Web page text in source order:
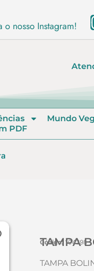
nosso Instagram!
Mundo
PDF
TAMPA
Código: 104298
TAMPA